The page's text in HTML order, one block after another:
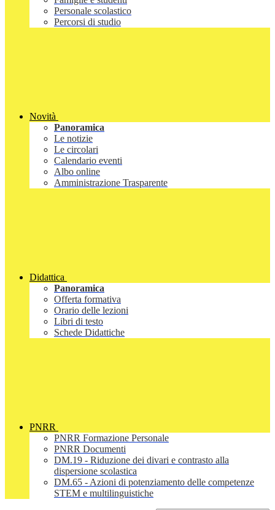
Personale scolastico
Percorsi di studio
Novità
Panoramica
Le notizie
Le circolari
Calendario eventi
Albo online
Amministrazione Trasparente
Didattica
Panoramica
Offerta formativa
Orario delle lezioni
Libri di testo
Schede Didattiche
PNRR
PNRR Formazione Personale
PNRR Documenti
DM.19 - Riduzione dei divari e contrasto alla
dispersione scolastica
DM.65 - Azioni di potenziamento delle competenze
STEM e multilinguistiche